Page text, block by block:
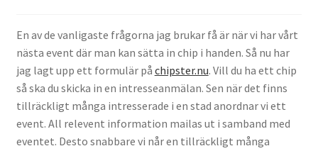
Köpvillkor
Mina medverkan i media
Mitt konto
En av de vanligaste frågorna jag brukar få är när vi har vårt
nästa event där man kan sätta in chip i handen. Så nu har
jag lagt upp ett formulär på chipster.nu. Vill du ha ett chip
så ska du skicka in en intresseanmälan. Sen när det finns
tillräckligt många intresserade i en stad anordnar vi ett
event. All relevent information mailas ut i samband med
eventet. Desto snabbare vi når en tillräckligt många